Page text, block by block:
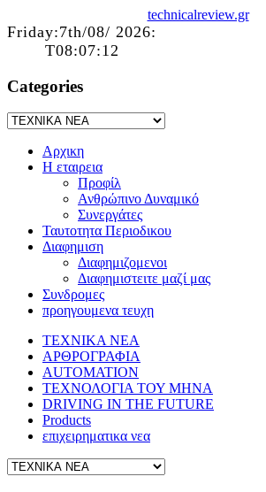
technicalreview.gr
Friday:7th/08/ 2026:
T08:07:12
Categories
Αρχικη
Η εταιρεια
Προφίλ
Ανθρώπινο Δυναμικό
Συνεργάτες
Ταυτοτητα Περιοδικου
Διαφημιση
Διαφημιζομενοι
Διαφημιστειτε μαζί μας
Συνδρομες
προηγουμενα τευχη
ΤΕΧΝΙΚΑ ΝΕΑ
ΑΡΘΡΟΓΡΑΦΙΑ
AUTOMATION
ΤΕΧΝΟΛΟΓΙΑ ΤΟΥ ΜΗΝΑ
DRIVING IN THE FUTURE
Products
επιχειρηματικα νεα